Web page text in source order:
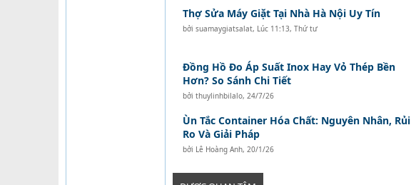
Thợ Sửa Máy Giặt Tại Nhà Hà Nội Uy Tín
bởi suamaygiatsalat, Lúc 11:13, Thứ tư
Đồng Hồ Đo Áp Suất Inox Hay Vỏ Thép Bền
Hơn? So Sánh Chi Tiết
bởi thuylinhbilalo, 24/7/26
Ùn Tắc Container Hóa Chất: Nguyên Nhân, Rủi
Ro Và Giải Pháp
bởi Lê Hoàng Anh, 20/1/26